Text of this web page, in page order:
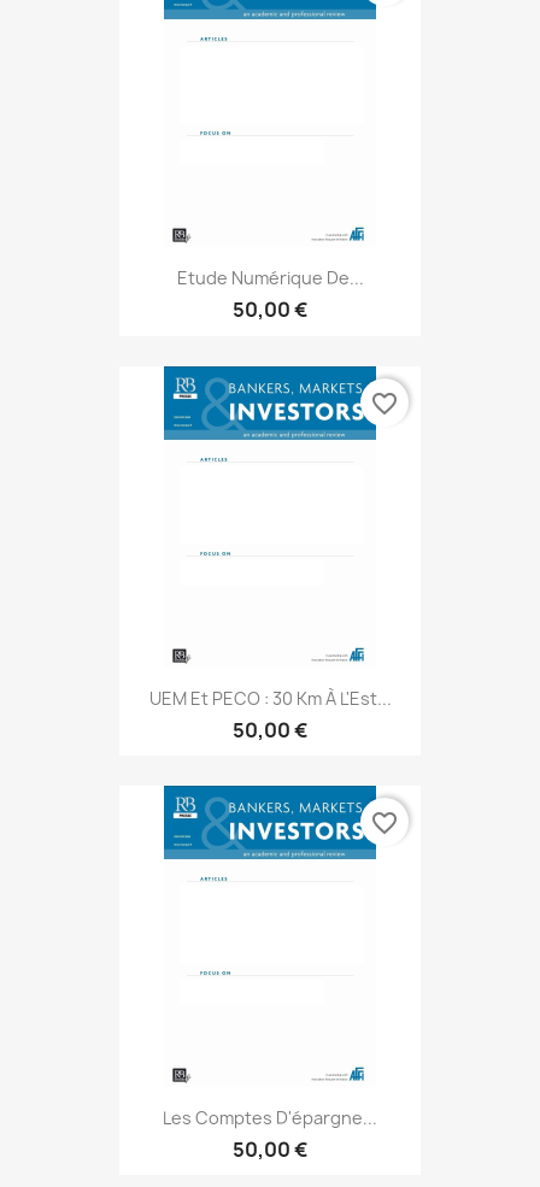
Etude Numérique De...
50,00 €
UEM Et PECO : 30 Km À L'Est...
50,00 €
favorite_border
Les Comptes D'épargne...
50,00 €
favorite_border